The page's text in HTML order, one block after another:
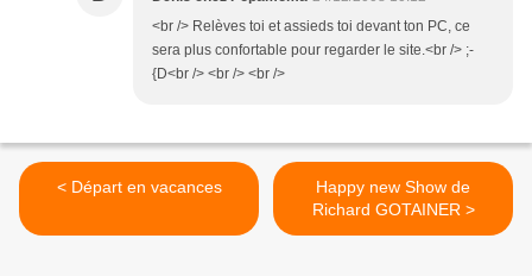
<br /> Relèves toi et assieds toi devant ton PC, ce
sera plus confortable pour regarder le site.<br /> ;-
{D<br /> <br /> <br />
< Départ en vacances
Happy new Show de
Richard GOTAINER >